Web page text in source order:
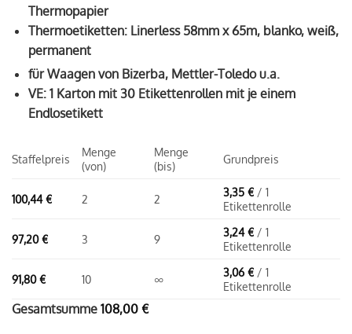
Thermopapier
Thermoetiketten: Linerless 58mm x 65m, blanko, weiß,
permanent
für Waagen von Bizerba, Mettler-Toledo u.a.
VE: 1 Karton mit 30 Etikettenrollen mit je einem
Endlosetikett
Staffelpreis
Menge
(von)
Menge
(bis)
Grundpreis
100,44€ 2 2 3,35€ / 1
Etikettenrolle
97,20€ 3 9 3,24€ / 1
Etikettenrolle
91,80€ 10 ∞ 3,06€ / 1
Etikettenrolle
Gesamtsumme 108,00 €